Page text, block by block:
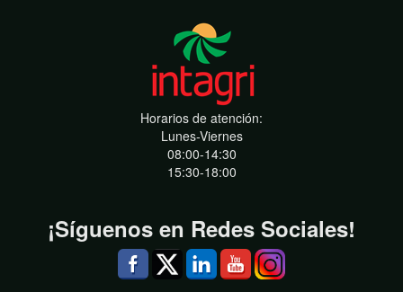
Horarios de atención:
Lunes-Viernes
08:00-14:30
15:30-18:00
¡Síguenos en Redes Sociales!